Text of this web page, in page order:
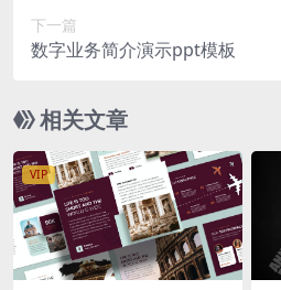
下一篇
数字业务简介演示ppt模板
相关文章
VIP